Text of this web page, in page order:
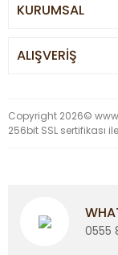
KURUMSAL
ALIŞVERİŞ
Copyright 2026©
256bit SSL sertifikası
0555